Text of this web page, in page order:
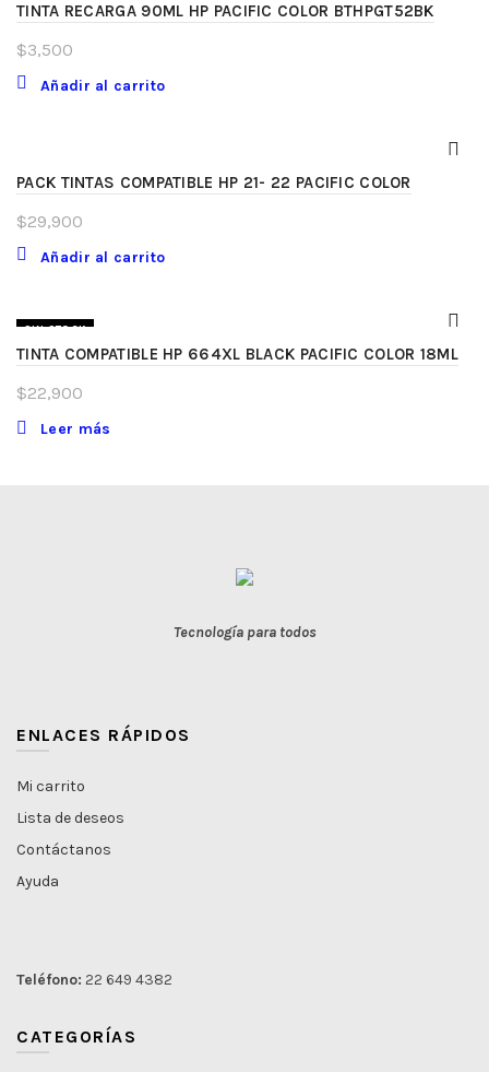
TINTA RECARGA 90ML HP PACIFIC COLOR BTHPGT52BK
$3,500
Añadir al carrito
PACK TINTAS COMPATIBLE HP 21- 22 PACIFIC COLOR
$29,900
Añadir al carrito
SIN STOCK
TINTA COMPATIBLE HP 664XL BLACK PACIFIC COLOR 18ML
$22,900
Leer más
Tecnología para todos
ENLACES RÁPIDOS
Mi carrito
Lista de deseos
Contáctanos
Ayuda
Teléfono: 22 649 4382
CATEGORÍAS